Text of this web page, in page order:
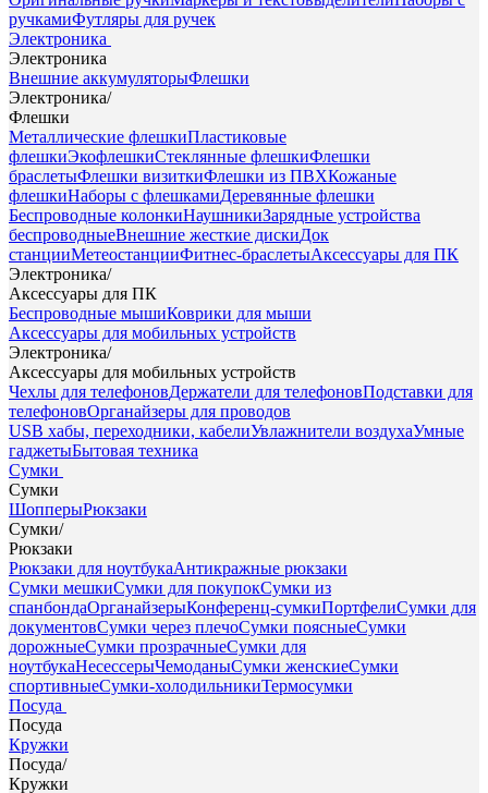
ручкамиФутляры для ручек
Электроника
Электроника
Внешние аккумуляторыФлешки
Электроника/
Флешки
Металлические флешкиПластиковые
флешкиЭкофлешкиСтеклянные флешкиФлешки
браслетыФлешки визиткиФлешки из ПВХКожаные
флешкиНаборы с флешкамиДеревянные флешки
Беспроводные колонкиНаушникиЗарядные устройства
беспроводныеВнешние жесткие дискиДок
станцииМетеостанцииФитнес-браслетыАксессуары для ПК
Электроника/
Аксессуары для ПК
Беспроводные мышиКоврики для мыши
Аксессуары для мобильных устройств
Электроника/
Аксессуары для мобильных устройств
Чехлы для телефоновДержатели для телефоновПодставки для
телефоновОрганайзеры для проводов
USB хабы, переходники, кабелиУвлажнители воздухаУмные
гаджетыБытовая техника
Сумки
Сумки
ШопперыРюкзаки
Сумки/
Рюкзаки
Рюкзаки для ноутбукаАнтикражные рюкзаки
Сумки мешкиСумки для покупокСумки из
спанбондаОрганайзерыКонференц-сумкиПортфелиСумки для
документовСумки через плечоСумки поясныеСумки
дорожныеСумки прозрачныеСумки для
ноутбукаНесессерыЧемоданыСумки женскиеСумки
спортивныеСумки-холодильникиТермосумки
Посуда
Посуда
Кружки
Посуда/
Кружки